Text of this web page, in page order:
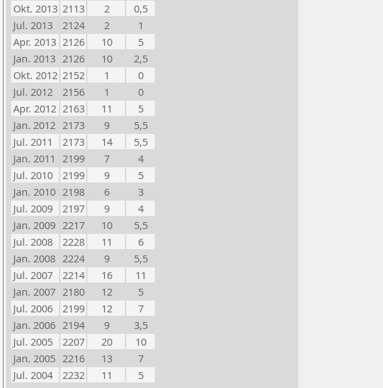
Okt. 2013 2113 2
0,5
Jul. 2013
2124 2
1
Apr. 2013 2126 10
5
Jan. 2013 2126 10
2,5
Okt. 2012 2152 1
0
Jul. 2012
2156 1
0
Apr. 2012 2163 11
5
Jan. 2012 2173 9
5,5
Jul. 2011
2173 14
5,5
Jan. 2011 2199 7
4
Jul. 2010
2199 9
5
Jan. 2010 2198 6
3
Jul. 2009
2197 9
4
Jan. 2009 2217 10
5,5
Jul. 2008
2228 11
6
Jan. 2008 2224 9
5,5
Jul. 2007
2214 16
11
Jan. 2007 2180 12
5
Jul. 2006
2199 12
7
Jan. 2006 2194 9
3,5
Jul. 2005
2207 20
10
Jan. 2005 2216 13
7
Jul. 2004
2232 11
5